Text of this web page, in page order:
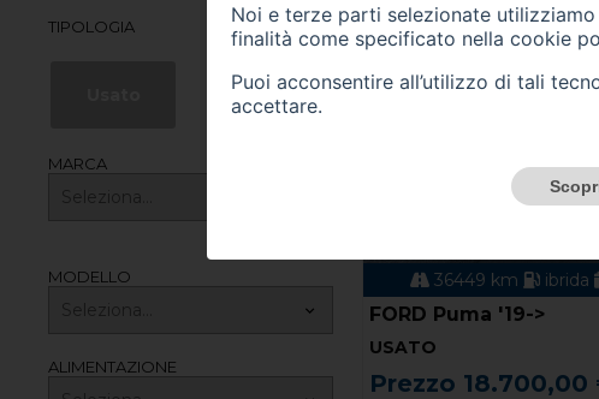
TIPOLOGIA
MARCA
MODELLO
ALIMENTAZIONE
36449 km
Puma '19->
27311 km ibrida
FORD Puma '19->
USATO
Prezzo 18.700,00
Noi e terze parti selezionate
finalità come specificato nella cookie
Puoi acconsentire all’utilizzo di tali
accettare.